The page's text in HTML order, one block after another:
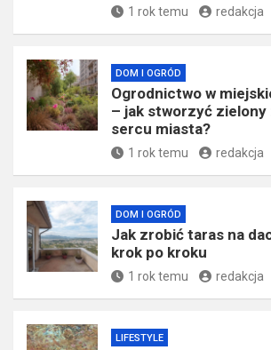
1 rok temu redakcja
DOM I OGRÓD
Ogrodnictwo w
– jak stworzyć zielony
sercu miasta?
1 rok temu redakcja
DOM I OGRÓD
Jak zrobić taras na
krok po kroku
1 rok temu redakcja
LIFESTYLE